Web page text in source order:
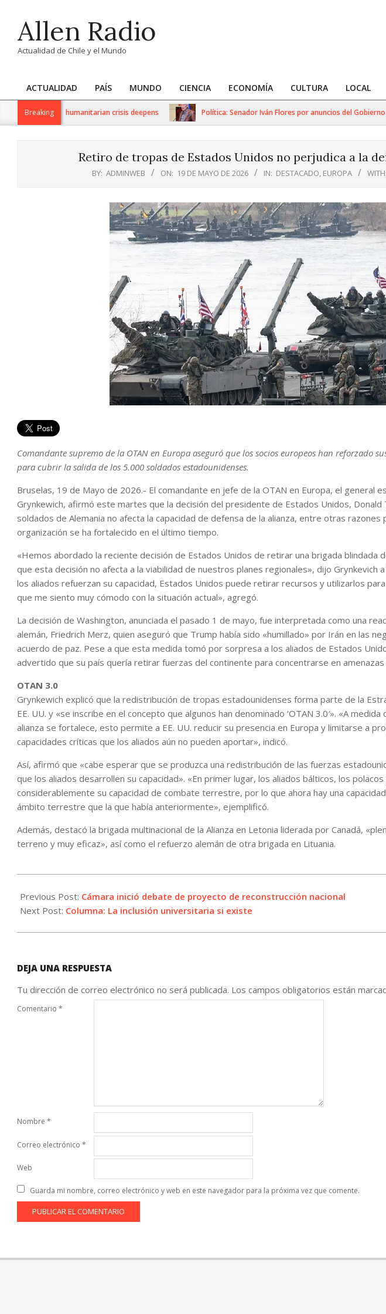
contentAllen Radio
Actualidad de Chile y el Mundo
Primary
Navigation
ACTUALIDAD PAÍS MUNDO CIENCIA ECONOMÍA CULTURA LOCAL
Breaking
sanctions as humanitarian crisis deepens Política: Senador Iván Flores por anuncios del Gobierno
Retiro de tropas de Estados Unidos no perjudica a la
BY: ADMINWEB ON: 19 DE MAYO DE 2026 IN: DESTACADO, EUROPA WITH:
Comandante supremo de la OTAN en Europa aseguró que los socios europeos han reforzado
para cubrir la salida de los 5.000 soldados estadounidenses.
Bruselas, 19 de Mayo de 2026.- El comandante en jefe de la OTAN en Europa, el general
Grynkewich, afirmó este martes que la decisión del presidente de Estados Unidos,
soldados de Alemania no afecta la capacidad de defensa de la alianza, entre otras razones
organización se ha fortalecido en el último tiempo.
«Hemos abordado la reciente decisión de Estados Unidos de retirar una brigada blindada
que esta decisión no afecta a la viabilidad de nuestros planes regionales», dijo Grynkevich
los aliados refuerzan su capacidad, Estados Unidos puede retirar recursos y utilizarlos
que me siento muy cómodo con la situación actual», agregó.
La decisión de Washington, anunciada el pasado 1 de mayo, fue interpretada como una
alemán, Friedrich Merz, quien aseguró que Trump había sido «humillado» por Irán en las
acuerdo de paz. Pese a que esta medida tomó por sorpresa a los aliados de Estados
advertido que su país quería retirar fuerzas del continente para concentrarse en
OTAN 3.0
Grynkewich explicó que la redistribución de tropas estadounidenses forma parte de la
EE. UU. y «se inscribe en el concepto que algunos han denominado ‘OTAN 3.0′». «A
alianza se fortalece, esto permite a EE. UU. reducir su presencia en Europa y limitarse a
capacidades críticas que los aliados aún no pueden aportar», indicó.
Así, afirmó que «cabe esperar que se produzca una redistribución de las fuerzas
que los aliados desarrollen su capacidad». «En primer lugar, los aliados bálticos, los
considerablemente su capacidad de combate terrestre, por lo que ahora hay una
ámbito terrestre que la que había anteriormente», ejemplificó.
Además, destacó la brigada multinacional de la Alianza en Letonia liderada por Canadá,
terreno y muy eficaz», así como el refuerzo alemán de otra brigada en Lituania.
05-
19
Previous Post: Cámara inició debate de proyecto de reconstrucción nacional
Next Post: Columna: La inclusión universitaria si existe
DEJA UNA RESPUESTA
Tu dirección de correo electrónico no será publicada. Los campos obligatorios están
Comentario *
Nombre *
Correo electrónico *
Web
Guarda mi nombre, correo electrónico y web en este navegador para la próxima vez que comente.